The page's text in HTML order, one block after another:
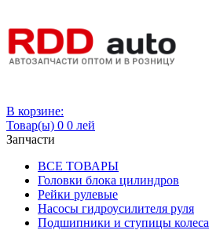
В корзине:
Товар(ы) 0 0 лей
Запчасти
ВСЕ ТОВАРЫ
Головки блока цилиндров
Рейки рулевые
Насосы гидроусилителя руля
Подшипники и ступицы колеса